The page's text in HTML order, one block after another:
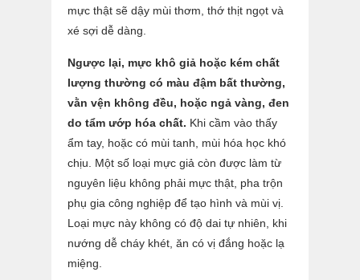
mực thật sẽ dậy mùi thơm, thớ thịt ngọt và
xé sợi dễ dàng.
Ngược lại, mực khô giả hoặc kém chất
lượng thường có màu đậm bất thường,
vằn vện không đều, hoặc ngả vàng, đen
do tẩm ướp hóa chất. Khi cầm vào thấy
ẩm tay, hoặc có mùi tanh, mùi hóa học khó
chịu. Một số loại mực giả còn được làm từ
nguyên liệu không phải mực thật, pha trộn
phụ gia công nghiệp để tạo hình và mùi vị.
Loại mực này không có độ dai tự nhiên, khi
nướng dễ cháy khét, ăn có vị đắng hoặc lạ
miệng.